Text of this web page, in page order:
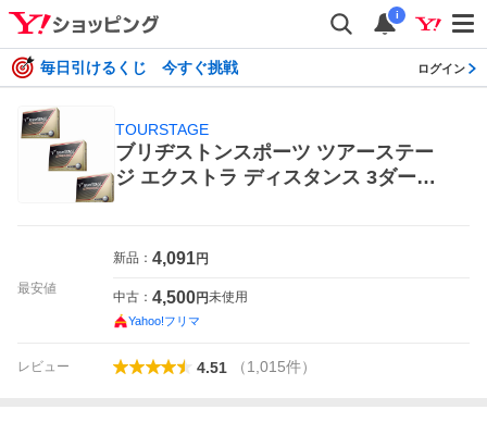
i
毎日引けるくじ 今すぐ挑戦 ログイン
TOURSTAGE
ブリヂストンスポーツ ツアーステー
ジ エクストラ ディスタンス 3ダース
最安値
新品： 4,091円
中古： 4,500円未使用
Yahoo!フリマ
レビュー 4.51 （1,015件）